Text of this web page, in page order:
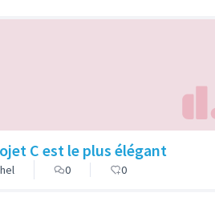
C est le plus élégant
0 0